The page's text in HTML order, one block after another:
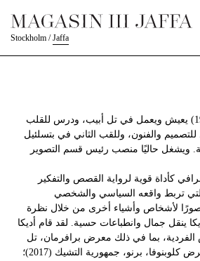
Stockholm /Jaffa
دافيد أديكا (من مواليد 1970) يعيش ويعمل في تل أبيب، ودرس للقلب
للتصميم والفنون، وللقب الثاني في بتسلئيل
ويشغل حاليًا منصب رئيس قسم التصوير
كأداة قوية لرواية القصص والتفكير
التي تربط واقعه السياسي والشخصي
صورًا لأشخاص وأشياء أخرى من خلال نظرة
ينقل جمال وانطباعات حسية. لقد قام أديكا
بما في ذلك معرض برافرمان، تل
أبيب، إسرائيل (2019)؛ معرض كلوبنوفا، برنو، جمهورية التشيك (2017)؛